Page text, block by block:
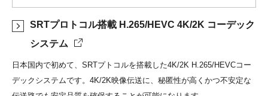
SRTプロトコル搭載 H.265/HEVC 4K/2K コーデック
システム
日本国内で初めて、SRTプトコルを搭載した4K/2K H.265/HEVCコー
デックシステムです。4K/2K映像伝送に、秘匿性が高くかつ不安定な